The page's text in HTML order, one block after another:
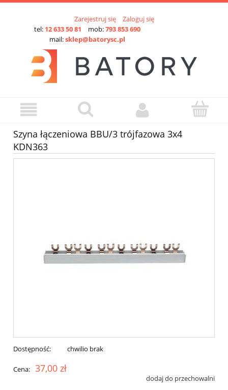
Zarejestruj się
Zaloguj się
tel: 12 633 50 81 mob:793 853 690
mail:sklep@batorysc.pl
Szyna łączeniowa BBU/3 trójfazowa 3x4
KDN363
Dostępność: chwilio brak
Cena: 37,00 zł
dodaj do przechowalni